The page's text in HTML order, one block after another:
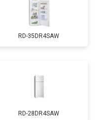
RD-35DR4SAW
RD-28DR4SAW